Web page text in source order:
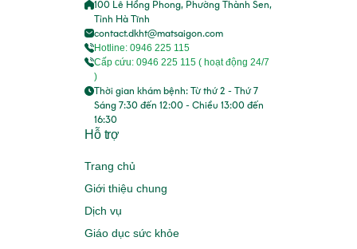
100 Lê Hồng Phong, Phường Thành Sen,
Tỉnh Hà Tĩnh
contact.dkht@matsaigon.com
Hotline: 0946 225 115
Cấp cứu: 0946 225 115 ( hoạt động 24/7
)
Thời gian khám bệnh: Từ thứ 2 - Thứ 7
Sáng 7:30 đến 12:00 - Chiều 13:00 đến
16:30
Hỗ trợ
Trang chủ
Giới thiệu chung
Dịch vụ
Giáo dục sức khỏe